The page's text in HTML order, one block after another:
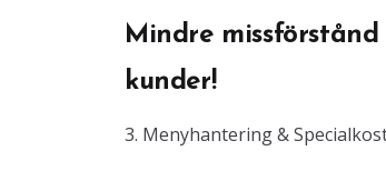
Mindre
kunder!
3. Menyhantering &